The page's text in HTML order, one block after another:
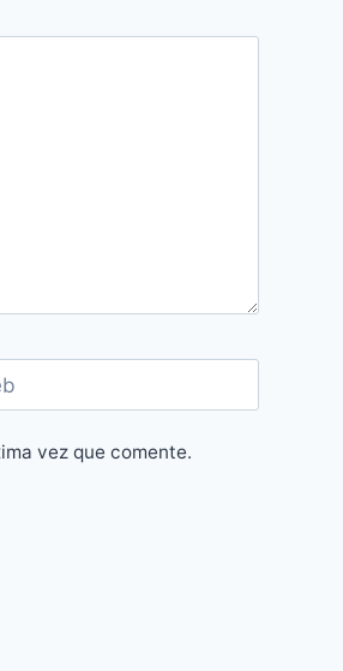
vez que comente.